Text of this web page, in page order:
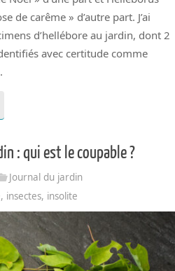
de carême » d’autre part. J’ai
d’hellébore au jardin, dont 2
avec certitude comme
: qui est le coupable ?
Journal du jardin
, insectes, insolite